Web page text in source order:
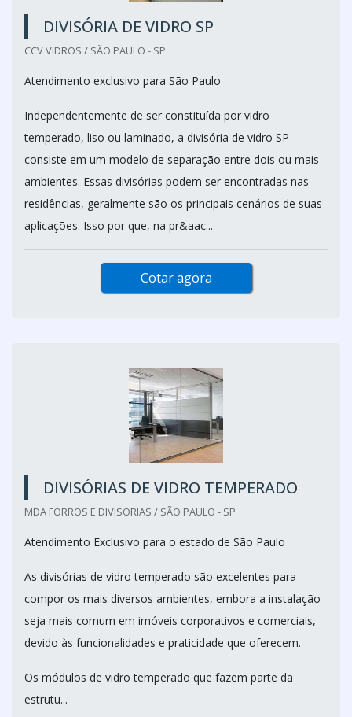
DIVISÓRIA DE VIDRO SP
CCV VIDROS / SÃO PAULO - SP
Atendimento exclusivo para São Paulo
Independentemente de ser constituída por vidro
temperado, liso ou laminado, a divisória de vidro SP
consiste em um modelo de separação entre dois ou mais
ambientes. Essas divisórias podem ser encontradas nas
residências, geralmente são os principais cenários de suas
aplicações. Isso por que, na pr&aac...
Cotar agora
DIVISÓRIAS DE VIDRO TEMPERADO
MDA FORROS E DIVISORIAS / SÃO PAULO - SP
Atendimento Exclusivo para o estado de São Paulo
As divisórias de vidro temperado são excelentes para
compor os mais diversos ambientes, embora a instalação
seja mais comum em imóveis corporativos e comerciais,
devido às funcionalidades e praticidade que oferecem.
Os módulos de vidro temperado que fazem parte da
estrutu...